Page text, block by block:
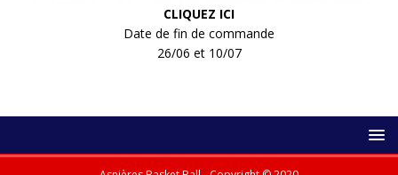
CLIQUEZ ICI
Date de fin de commande
26/06 et 10/07